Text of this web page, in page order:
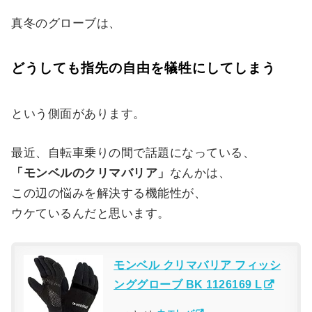
真冬のグローブは、
どうしても指先の自由を犠牲にしてしまう
という側面があります。
最近、自転車乗りの間で話題になっている、
「モンベルのクリマバリア」 なんかは、
この辺の悩みを解決する機能性が、
ウケているんだと思います。
モンベル クリマバリア フィッシ
ンググローブ BK 1126169 L